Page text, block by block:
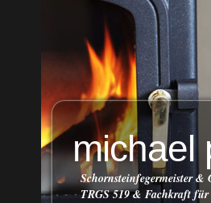
michael
Schornsteinfegermeister &
TRGS 519 & Fachkraft für